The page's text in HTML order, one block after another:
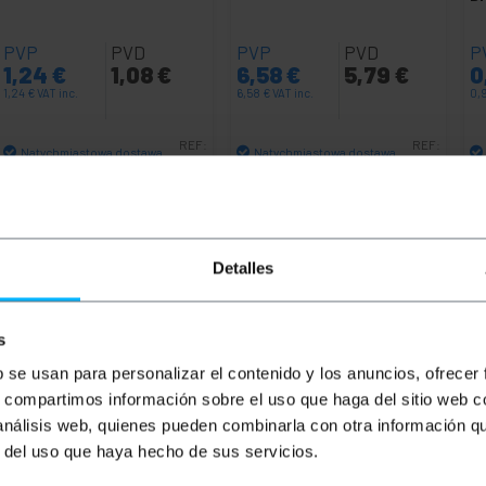
Detalles
usan para personalizar el contenido y los anuncios,
información sobre el uso que haga del sitio web
web, quienes pueden combinarla con otra información
uso que haya hecho de sus servicios.
PVP
1,24 €
1,24 €VAT inc.
PVD
1,08 €
Natychmiastowa dostawa
REF:
VC011
PVP
6,58€
6,58 €VAT inc.
PVD
5,79 €
Natychmiastowa dostawa
REF:
VC016